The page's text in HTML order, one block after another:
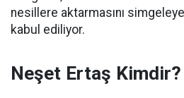
nesillere aktarmasını
kabul ediliyor.
Neşet Ertaş Kimdir?